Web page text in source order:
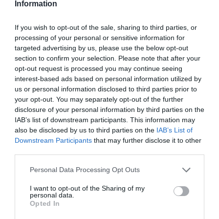
Information
If you wish to opt-out of the sale, sharing to third parties, or
processing of your personal or sensitive information for
targeted advertising by us, please use the below opt-out
section to confirm your selection. Please note that after your
opt-out request is processed you may continue seeing
interest-based ads based on personal information utilized by
us or personal information disclosed to third parties prior to
your opt-out. You may separately opt-out of the further
disclosure of your personal information by third parties on the
IAB’s list of downstream participants. This information may
also be disclosed by us to third parties on the IAB’s List of
Downstream Participants that may further disclose it to other
Personal Data Processing Opt Outs
I want to opt-out of the Sharing of my
personal data.
Opted In
καριέρα του στην ομάδα της καρδιάς του, όμως η Ρεάλ
Σοσιεδάδ ήθελε να δώσει περισσότερο χρόνο στην νέα
γενιά που έρχεται από πίσω, παρότι ο Ελουστόντο
έκανε φέτος 20 παιχνίδια.
Αξιόπιστος…
Αυτή τη στιγμή όλα δείχνουν ότι ο Βάσκος θα
αποτελέσει το νέο απόκτημα του ΠΑΟΚ, που αποκτά
έναν έμπειρο, αξιόπιστο και δοκιμασμένο αμυντικό.
ηγετικά στοιχεία (εκ των αρχηγών της Ρεάλ Σοσιεδάδ),
άριστο διάβασμα του παιχνιδιού, τακτική πειθαρχία και
ηρεμία ακόμα και σε συνθήκες φοβερής πίεσης.